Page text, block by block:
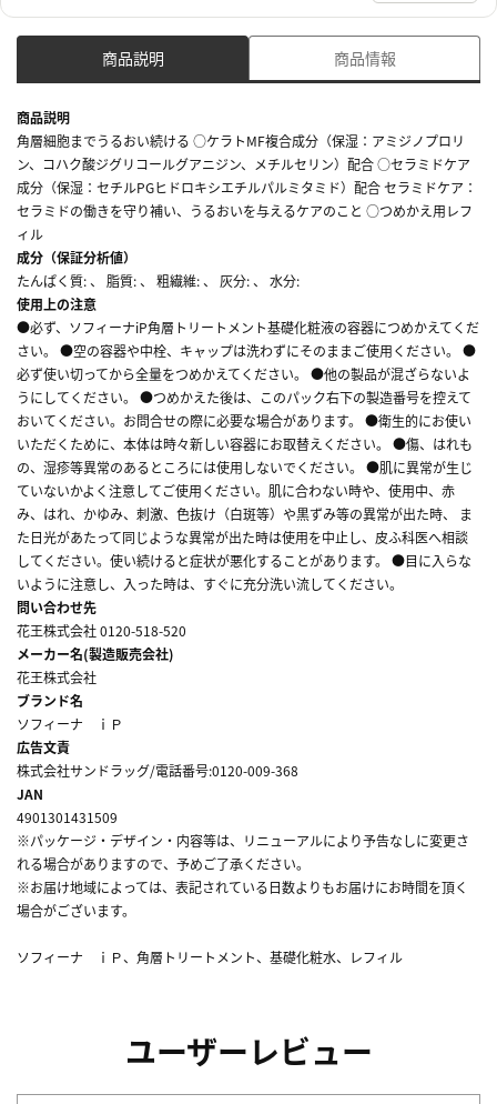
商品説明 商品情報
商品説明
角層細胞までうるおい続ける ○ケラトMF複合成分（保湿：アミジノプロリ
ン、コハク酸ジグリコールグアニジン、メチルセリン）配合 ○セラミドケア
成分（保湿：セチルPGヒドロキシエチルパルミタミド）配合 セラミドケア：
セラミドの働きを守り補い、うるおいを与えるケアのこと ○つめかえ用レフ
ィル
成分（保証分析値）
たんぱく質: 、 脂質: 、 粗繊維: 、 灰分: 、 水分:
使用上の注意
●必ず、ソフィーナiP角層トリートメント基礎化粧液の容器につめかえてくだ
さい。 ●空の容器や中栓、キャップは洗わずにそのままご使用ください。 ●
必ず使い切ってから全量をつめかえてください。 ●他の製品が混ざらないよ
うにしてください。 ●つめかえた後は、このパック右下の製造番号を控えて
おいてください。お問合せの際に必要な場合があります。 ●衛生的にお使い
いただくために、本体は時々新しい容器にお取替えください。 ●傷、はれも
の、湿疹等異常のあるところには使用しないでください。 ●肌に異常が生じ
ていないかよく注意してご使用ください。肌に合わない時や、使用中、赤
み、はれ、かゆみ、刺激、色抜け（白斑等）や黒ずみ等の異常が出た時、 ま
た日光があたって同じような異常が出た時は使用を中止し、皮ふ科医へ相談
してください。使い続けると症状が悪化することがあります。 ●目に入らな
いように注意し、入った時は、すぐに充分洗い流してください。
問い合わせ先
花王株式会社 0120-518-520
メーカー名(製造販売会社)
花王株式会社
ブランド名
ソフィーナ ｉＰ
広告文責
株式会社サンドラッグ/電話番号:0120-009-368
JAN
4901301431509
※パッケージ・デザイン・内容等は、リニューアルにより予告なしに変更さ
れる場合がありますので、予めご了承ください。
※お届け地域によっては、表記されている日数よりもお届けにお時間を頂く
場合がございます。
ソフィーナ ｉＰ、角層トリートメント、基礎化粧水、レフィル
ユーザーレビュー